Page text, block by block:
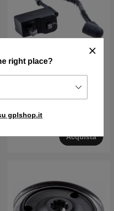
right place?
gplshop.it
Husqvarna 124R, 125C,
125R, 128C, B28PS
Acquista